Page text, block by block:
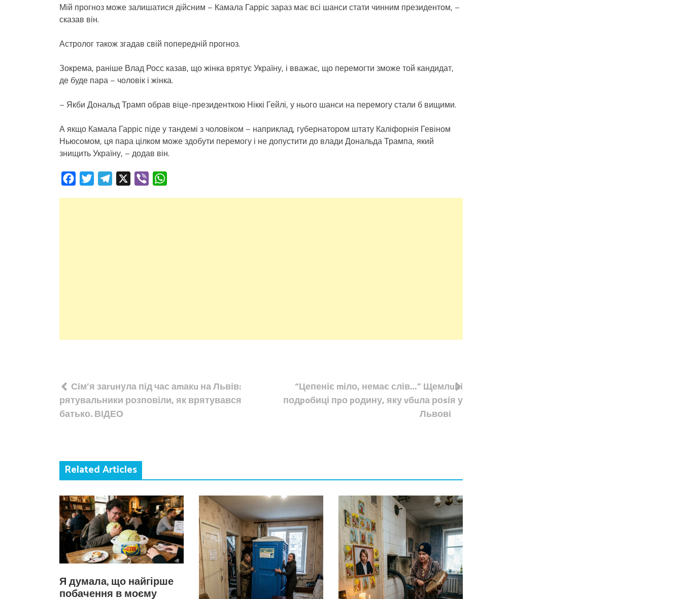
Мій прогноз може залишатися дійсним – Камала Гарріс зараз має всі шанси стати чинним президентом, –
сказав він.
Астролог також згадав свій попередній прогноз.
Зокрема, раніше Влад Росс казав, що жінка врятує Україну, і вважає, що перемогти зможе той кандидат,
де буде пара – чоловік і жінка.
– Якби Дональд Трамп обрав віце-президенткою Ніккі Гейлі, у нього шанси на перемогу стали б вищими.
А якщо Камала Гарріс піде у тандемі з чоловіком – наприклад, губернатором штату Каліфорнія Гевіном
Ньюсомом, ця пара цілком може здобути перемогу і не допустити до влади Дональда Трампа, який
знищить Україну, – додав він.
FacebookTwitterTelegram Viber
Навігація
записів
Сім’я заruнула під час аmакu на Львів:
рятувальники розповіли, як врятувався
батько. ВІДЕО
“Цепеніє mіло, немає слів…” Щемлuві
подpoбиці пpо pодину, яку vбuла роsія у
Львові
Related Articles
Я думала, що найгірше
побачення в моєму